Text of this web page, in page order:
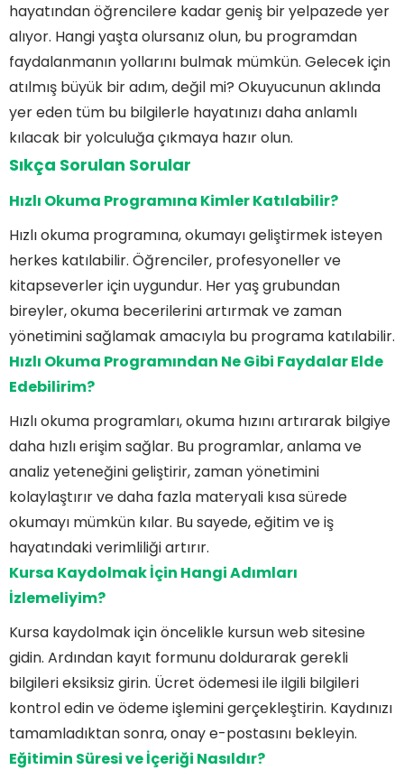
hayatından öğrencilere kadar geniş bir yelpazede yer
alıyor. Hangi yaşta olursanız olun, bu programdan
faydalanmanın yollarını bulmak mümkün. Gelecek için
atılmış büyük bir adım, değil mi? Okuyucunun aklında
yer eden tüm bu bilgilerle hayatınızı daha anlamlı
kılacak bir yolculuğa çıkmaya hazır olun.
Sıkça Sorulan Sorular
Hızlı Okuma Programına Kimler Katılabilir?
Hızlı okuma programına, okumayı geliştirmek isteyen
herkes katılabilir. Öğrenciler, profesyoneller ve
kitapseverler için uygundur. Her yaş grubundan
bireyler, okuma becerilerini artırmak ve zaman
yönetimini sağlamak amacıyla bu programa katılabilir.
Hızlı Okuma Programından Ne Gibi Faydalar Elde
Edebilirim?
Hızlı okuma programları, okuma hızını artırarak bilgiye
daha hızlı erişim sağlar. Bu programlar, anlama ve
analiz yeteneğini geliştirir, zaman yönetimini
kolaylaştırır ve daha fazla materyali kısa sürede
okumayı mümkün kılar. Bu sayede, eğitim ve iş
hayatındaki verimliliği artırır.
Kursa Kaydolmak İçin Hangi Adımları
İzlemeliyim?
Kursa kaydolmak için öncelikle kursun web sitesine
gidin. Ardından kayıt formunu doldurarak gerekli
bilgileri eksiksiz girin. Ücret ödemesi ile ilgili bilgileri
kontrol edin ve ödeme işlemini gerçekleştirin. Kaydınızı
tamamladıktan sonra, onay e-postasını bekleyin.
Eğitimin Süresi ve İçeriği Nasıldır?